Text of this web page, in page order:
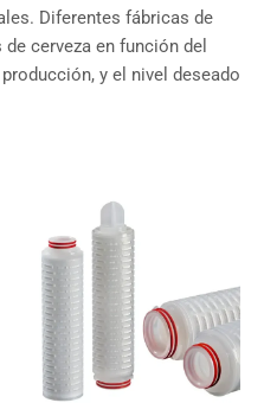
Diferentes fábricas de
cerveza en función del
y el nivel deseado